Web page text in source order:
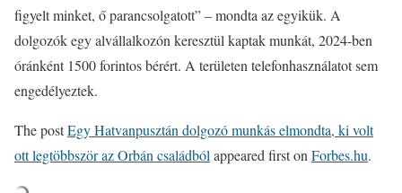
figyelt minket, ő parancsolgatott” – mondta az egyikük. A
dolgozók egy alvállalkozón keresztül kaptak munkát, 2024-ben
óránként 1500 forintos bérért. A területen telefonhasználatot sem
engedélyeztek.
The postEgy Hatvanpusztán dolgozó munkás elmondta, ki volt
ott legtöbbször az Orbán családból appeared first on Forbes.hu.